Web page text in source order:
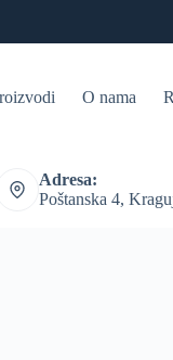
O nama
Adresa:
Poštanska 4,